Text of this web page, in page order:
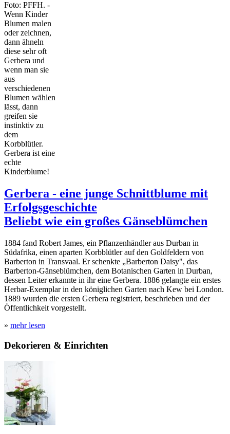
Foto: PFFH. -
Wenn Kinder
Blumen malen
oder zeichnen,
dann ähneln
diese sehr oft
Gerbera und
wenn man sie
aus
verschiedenen
Blumen wählen
lässt, dann
greifen sie
instinktiv zu
dem
Korbblütler.
Gerbera ist eine
echte
Kinderblume!
Gerbera - eine junge Schnittblume mit
Erfolgsgeschichte
Beliebt wie ein großes Gänseblümchen
1884 fand Robert James, ein Pflanzenhändler aus Durban in
Südafrika, einen aparten Korbblütler auf den Goldfeldern von
Barberton in Transvaal. Er schenkte „Barberton Daisy", das
Barberton-Gänseblümchen, dem Botanischen Garten in Durban,
dessen Leiter erkannte in ihr eine Gerbera. 1886 gelangte ein erstes
Herbar-Exemplar in den königlichen Garten nach Kew bei London.
1889 wurden die ersten Gerbera registriert, beschrieben und der
Öffentlichkeit vorgestellt.
» mehr lesen
Dekorieren & Einrichten